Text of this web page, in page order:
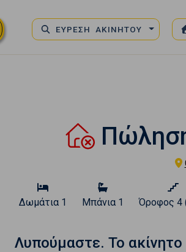
ΕΥΡΕΣΗ ΑΚΙΝΗΤΟΥ
Δωμάτια 1 Μπάνια 1 Όροφος 4
Λυπούμαστε. To